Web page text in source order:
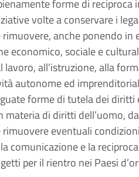
forme di reciproca
volte a conservare i
anche ponendo
economico, sociale e
lavoro, all’istruzione, alla
autonome ed
forme di tutela dei
materia di diritti dell’uomo,
eventuali
comunicazione e la
per il rientro nei Paesi